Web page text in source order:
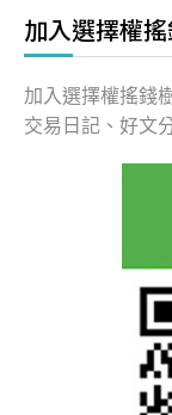
加入選擇權
加入選擇權搖錢
交易日記、好文